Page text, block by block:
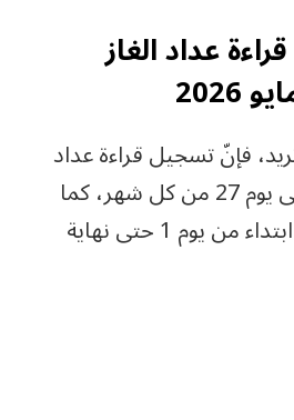
عداد الغاز
فإنّ تسجيل قراءة عداد
الغاز يتم من يوم 1 إلى يوم 27 من كل شهر، كما
يمكن سداد الفاتورة ابتداء من يوم 1 حتى نهاية